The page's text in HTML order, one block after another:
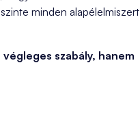
minden alapélelmiszert
szabály, hanem